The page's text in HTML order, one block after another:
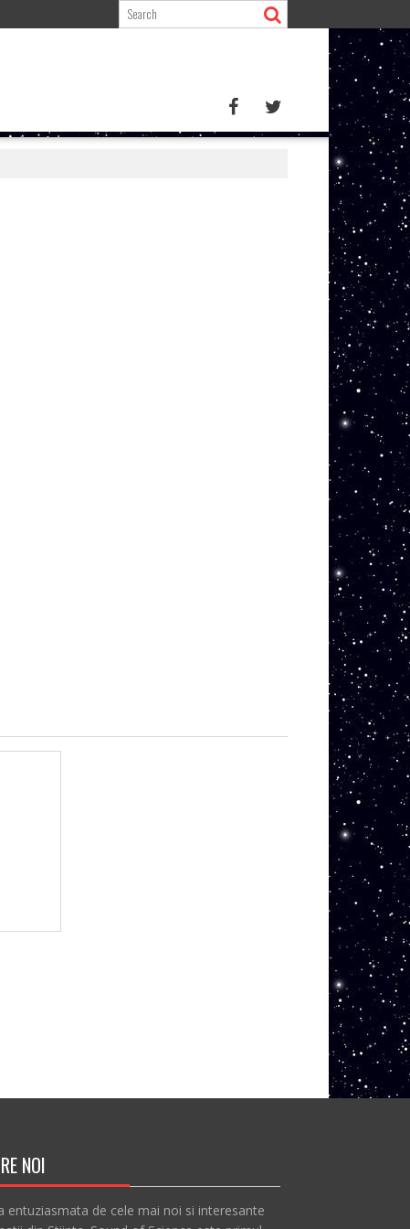
NOI
entuziasmata de cele mai noi si interesante